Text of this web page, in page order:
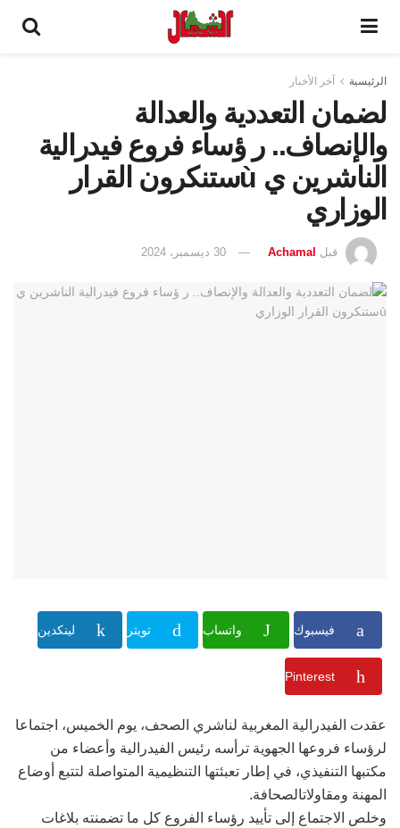
الرئيسية آخر الأخبار
لضمان التعددية والعدالة
والإنصاف.. ر ؤساء فروع فيدرالية
الناشرين ي ùستنكرون القرار
الوزاري
قبل Achamal 30 ديسمبر، 2024
فيسبوك واتساب تويتر لينكدين
Pinterest
عقدت الفيدرالية المغربية لناشري الصحف، يوم الخميس، اجتماعا
لرؤساء فروعها الجهوية ترأسه رئيس الفيدرالية وأعضاء من
مكتبها التنفيذي، في إطار تعبئتها التنظيمية المتواصلة لتتبع أوضاع
المهنة ومقاولاتالصحافة.
وخلص الاجتماع إلى تأييد رؤساء الفروع كل ما تضمنته بلاغات